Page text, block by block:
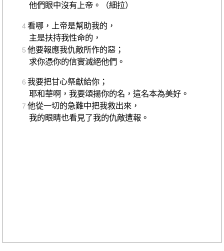
他們眼中沒有上帝。（細拉）
4 看哪，上帝是幫助我的，
主是扶持我性命的，
5 他要報應我仇敵所作的惡；
求你憑你的信實滅絕他們。
6 我要把甘心祭獻給你；
耶和華啊，我要頌揚你的名，這名本為美好。
7 他從一切的急難中把我救出來，
我的眼睛也看見了我的仇敵遭報。